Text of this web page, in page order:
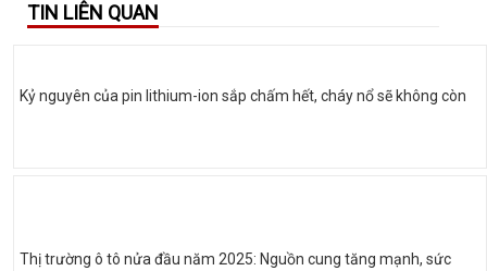
TIN LIÊN QUAN
Kỷ nguyên của pin lithium-ion sắp chấm hết, cháy nổ sẽ không còn
Thị trường ô tô nửa đầu năm 2025: Nguồn cung tăng mạnh, sức